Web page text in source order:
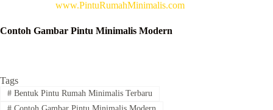
www.PintuRumahMinimalis.com
Contoh Gambar Pintu Minimalis Modern
Tags
#Bentuk Pintu Rumah Minimalis Terbaru